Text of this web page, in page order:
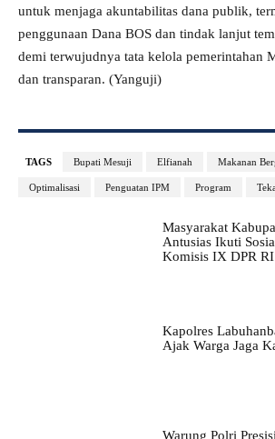
untuk menjaga akuntabilitas dana publik,
penggunaan Dana BOS dan tindak lanjut
demi terwujudnya tata kelola pemerintahan
dan transparan. (Yanguji)
TAGS Bupati Mesuji Elfianah Makanan
Optimalisasi Penguatan IPM Program
Masyarakat
Antusias Ikuti
Komisis IX DPR
Kapolres
Ajak Warga Jaga
Warung Polri